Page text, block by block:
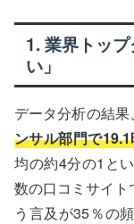
1. 業界トッ
い」
データ分析の結
ンサル部門で
均の約4分の1と
数の口コミサイ
う言及が35％の